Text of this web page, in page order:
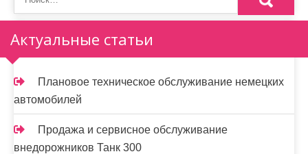
Актуальные статьи
Плановое техническое обслуживание немецких
автомобилей
Продажа и сервисное обслуживание
внедорожников Танк 300